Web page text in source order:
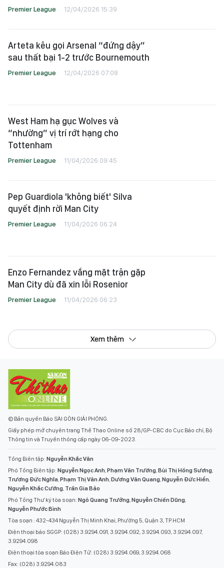
Premier League 12/04/2026 15:39
Arteta kêu gọi Arsenal “đứng dậy”
sau thất bại 1-2 trước Bournemouth
Premier League 12/04/2026 07:08
West Ham hạ gục Wolves và
“nhường” vị trí rớt hạng cho
Tottenham
Premier League 11/04/2026 09:45
Pep Guardiola 'không biết' Silva
quyết định rời Man City
Premier League 11/04/2026 06:24
Enzo Fernandez vắng mặt trận gặp
Man City dù đã xin lỗi Rosenior
Premier League 11/04/2026 06:23
Xem thêm
© Bản quyền Báo SÀI GÒN GIẢI PHÓNG.
Giấy phép mở chuyên trang Thể Thao Online số 28/GP-CBC do Cục Báo chí, Bộ
Thông tin và Truyền thông cấp ngày 06-09-2023.
Tổng Biên tập: Nguyễn Khắc Văn
Phó Tổng Biên tập: Nguyễn Ngọc Anh,Phạm Văn Trường,Bùi Thị Hồng Sương,
Trương Đức Nghĩa,Phạm Thị Vân Anh,Dương Văn Quang,Nguyễn Đức Hiển,
Nguyễn Khắc Cường, Trần Gia Bảo
Phó Tổng Thư ký tòa soạn: Ngô Quang Trưởng,Nguyễn Chiến Dũng,
Nguyễn Phước Bình
Tòa soạn : 432-434 Nguyễn Thị Minh Khai, Phường 5, Quận 3, TP.HCM
Điện thoại báo SGGP: (028) 3.9294.091, 3.9294.092, 3.9294.093, 3.9294.097,
3.9294.098
Điện thoại tòa soạn Báo Điện Tử: (028) 3.9294.069, 3.9294.068
Fax: (028) 3.9294.083